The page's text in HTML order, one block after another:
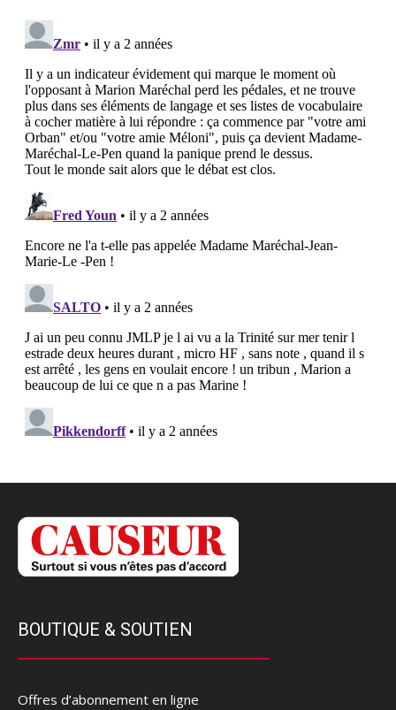
BOUTIQUE & SOUTIEN
Offres d’abonnement en ligne